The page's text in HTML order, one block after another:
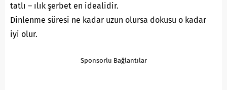
tatlı – ılık şerbet en idealidir.
Dinlenme süresi ne kadar uzun olursa dokusu o kadar
iyi olur.
Sponsorlu Bağlantılar